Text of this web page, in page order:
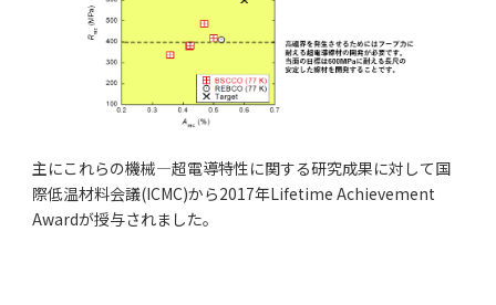
主にこれらの機械―超電導特性に関する研究成果に対して国
際低温材料会議(ICMC)から2017年Lifetime Achievement
Awardが授与されました。